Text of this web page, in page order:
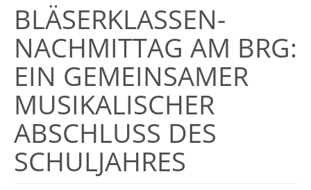
BLÄSERKLASSEN-
NACHMITTAG AM BRG:
EIN GEMEINSAMER
MUSIKALISCHER
ABSCHLUSS DES
SCHULJAHRES